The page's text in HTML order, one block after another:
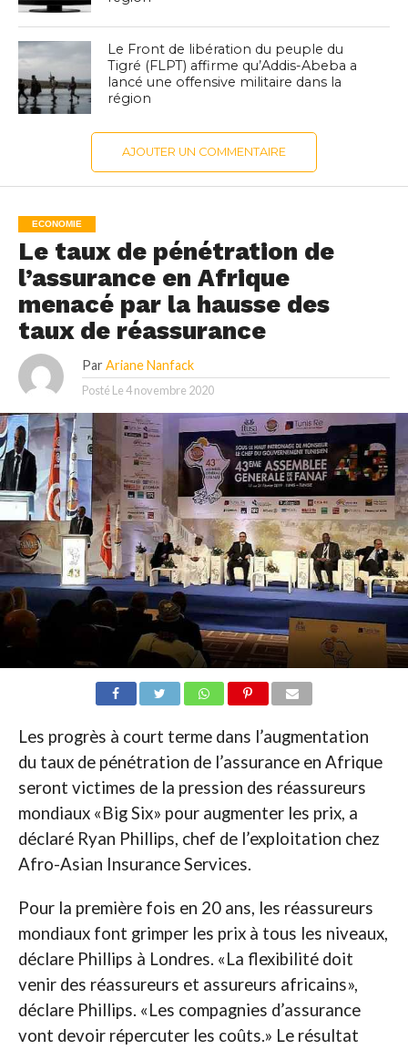
Le Front de libération du peuple du
Tigré (FLPT) affirme qu’Addis-Abeba a
lancé une offensive militaire dans la
région
AJOUTER UN COMMENTAIRE
ECONOMIE
Le taux de pénétration de
l’assurance en Afrique
menacé par la hausse des
taux de réassurance
Par Ariane Nanfack
Posté Le4 novembre 2020
Les progrès à court terme dans l’augmentation
du taux de pénétration de l’assurance en Afrique
seront victimes de la pression des réassureurs
mondiaux «Big Six» pour augmenter les prix, a
déclaré Ryan Phillips, chef de l’exploitation chez
Afro-Asian Insurance Services.
Pour la première fois en 20 ans, les réassureurs
mondiaux font grimper les prix à tous les niveaux,
déclare Phillips à Londres. «La flexibilité doit
venir des réassureurs et assureurs africains»,
déclare Phillips. «Les compagnies d’assurance
vont devoir répercuter les coûts.» Le résultat